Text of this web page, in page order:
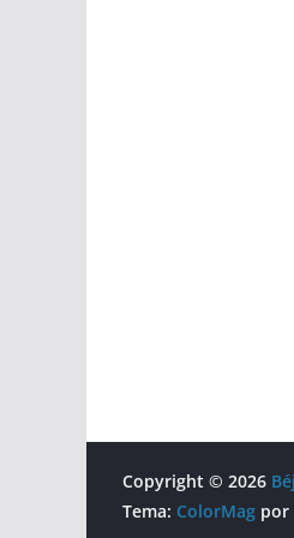
Copyright © 2026
Tema: ColorMag por